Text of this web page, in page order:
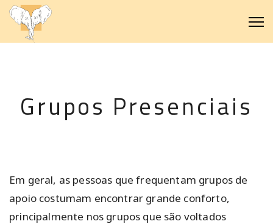
Grupos Presenciais
Em geral, as pessoas que frequentam grupos de
apoio costumam encontrar grande conforto,
principalmente nos grupos que são voltados